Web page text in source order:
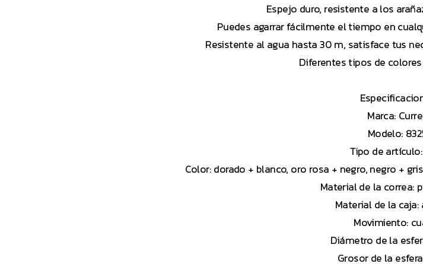
Espejo duro, resistente a los
Puedes agarrar fácilmente el tiempo en
Resistente al agua hasta 30 m, satisface tus
Diferentes tipos de
Marca:
Modelo:
Tipo de
Color: dorado + blanco, oro rosa + negro, negro +
Material de la correa:
Material de la
Movimiento:
Diámetro de la
Grosor de la